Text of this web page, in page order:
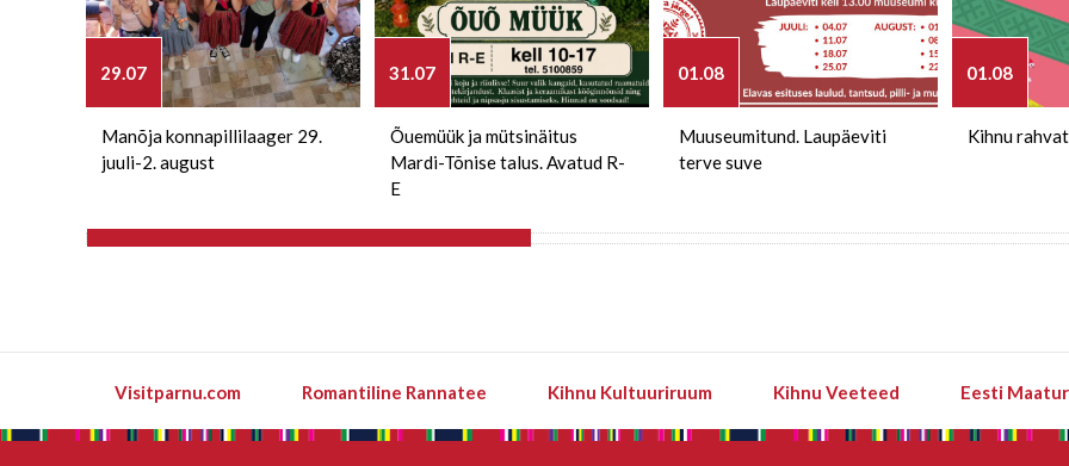
29.07
Manõja konnapillilaager 29.
juuli-2. august
31.07
Õuemüük ja mütsinäitus
Mardi-Tõnise talus. Avatud R-
E
01.08
Muuseumitund. Laupäeviti
terve suve
01.08
Kihnu
Visitparnu.com Romantiline Rannatee Kihnu Kultuuriruum Kihnu Veeteed Eesti